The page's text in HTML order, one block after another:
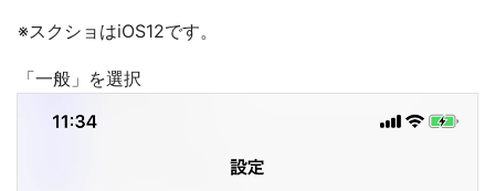
※スクショはiOS12です。
「一般」を選択